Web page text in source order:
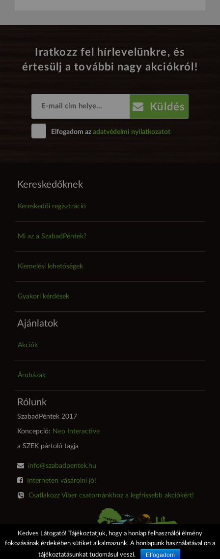
Iratkozz fel hírlevelünkre, és
értesülj a további nagy akciókról!
Küldés
Elfogadom az adatvédelmi nyilatkozatot
Kedves Látogató! Tájékoztatjuk, hogy a honlap felhasználói élmény
fokozásának érdekében sütiket alkalmazunk. A honlapunk használatával ön a
tájékoztatásunkat tudomásul veszi.
Elfogadom
Kereskedőknek
Kereskedői regisztráció
Mi az a SzabadPéntek?
Kiemelési lehetőségek
Gyakori kérdések
Ajánlatok
Akciók
Áruházak
Rólunk
SzabadPéntek 2017
Koncepció: Neo Interactive
a SZEK pártoló tagja
info@szabadpentek.hu
Interneten vásárolni jó!
Csatlakozz Viber csatornánkhoz a legfrissebb akciókért!
SzabadPéntek 2017 Adatkezelés Impresszum